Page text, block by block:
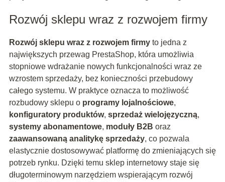
Rozwój sklepu wraz z rozwojem firmy
Rozwój sklepu wraz z rozwojem firmyto jedna z
największych przewag PrestaShop, która umożliwia
stopniowe wdrażanie nowych funkcjonalności wraz ze
wzrostem sprzedaży, bez konieczności przebudowy
całego systemu. W praktyce oznacza to możliwość
rozbudowy sklepu o programy lojalnościowe,
konfiguratory produktów, sprzedaż wielojęzyczną,
systemy abonamentowe, moduły B2B oraz
zaawansowaną analitykę sprzedaży, co pozwala
elastycznie dostosowywać platformę do zmieniających się
potrzeb rynku. Dzięki temu sklep internetowy staje się
długoterminowym narzędziem wspierającym rozwój